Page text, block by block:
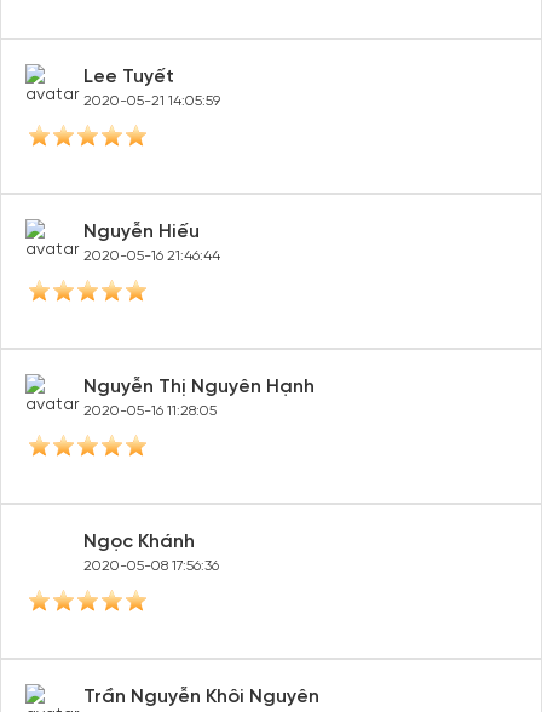
Lee Tuyết
2020-05-21 14:05:59
Nguyễn Hiếu
2020-05-16 21:46:44
Nguyễn Thị Nguyên Hạnh
2020-05-16 11:28:05
Ngọc Khánh
2020-05-08 17:56:36
Trần Nguyễn Khôi Nguyên